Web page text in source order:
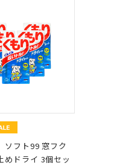
ソフト99 窓フク
めドライ 3個セッ